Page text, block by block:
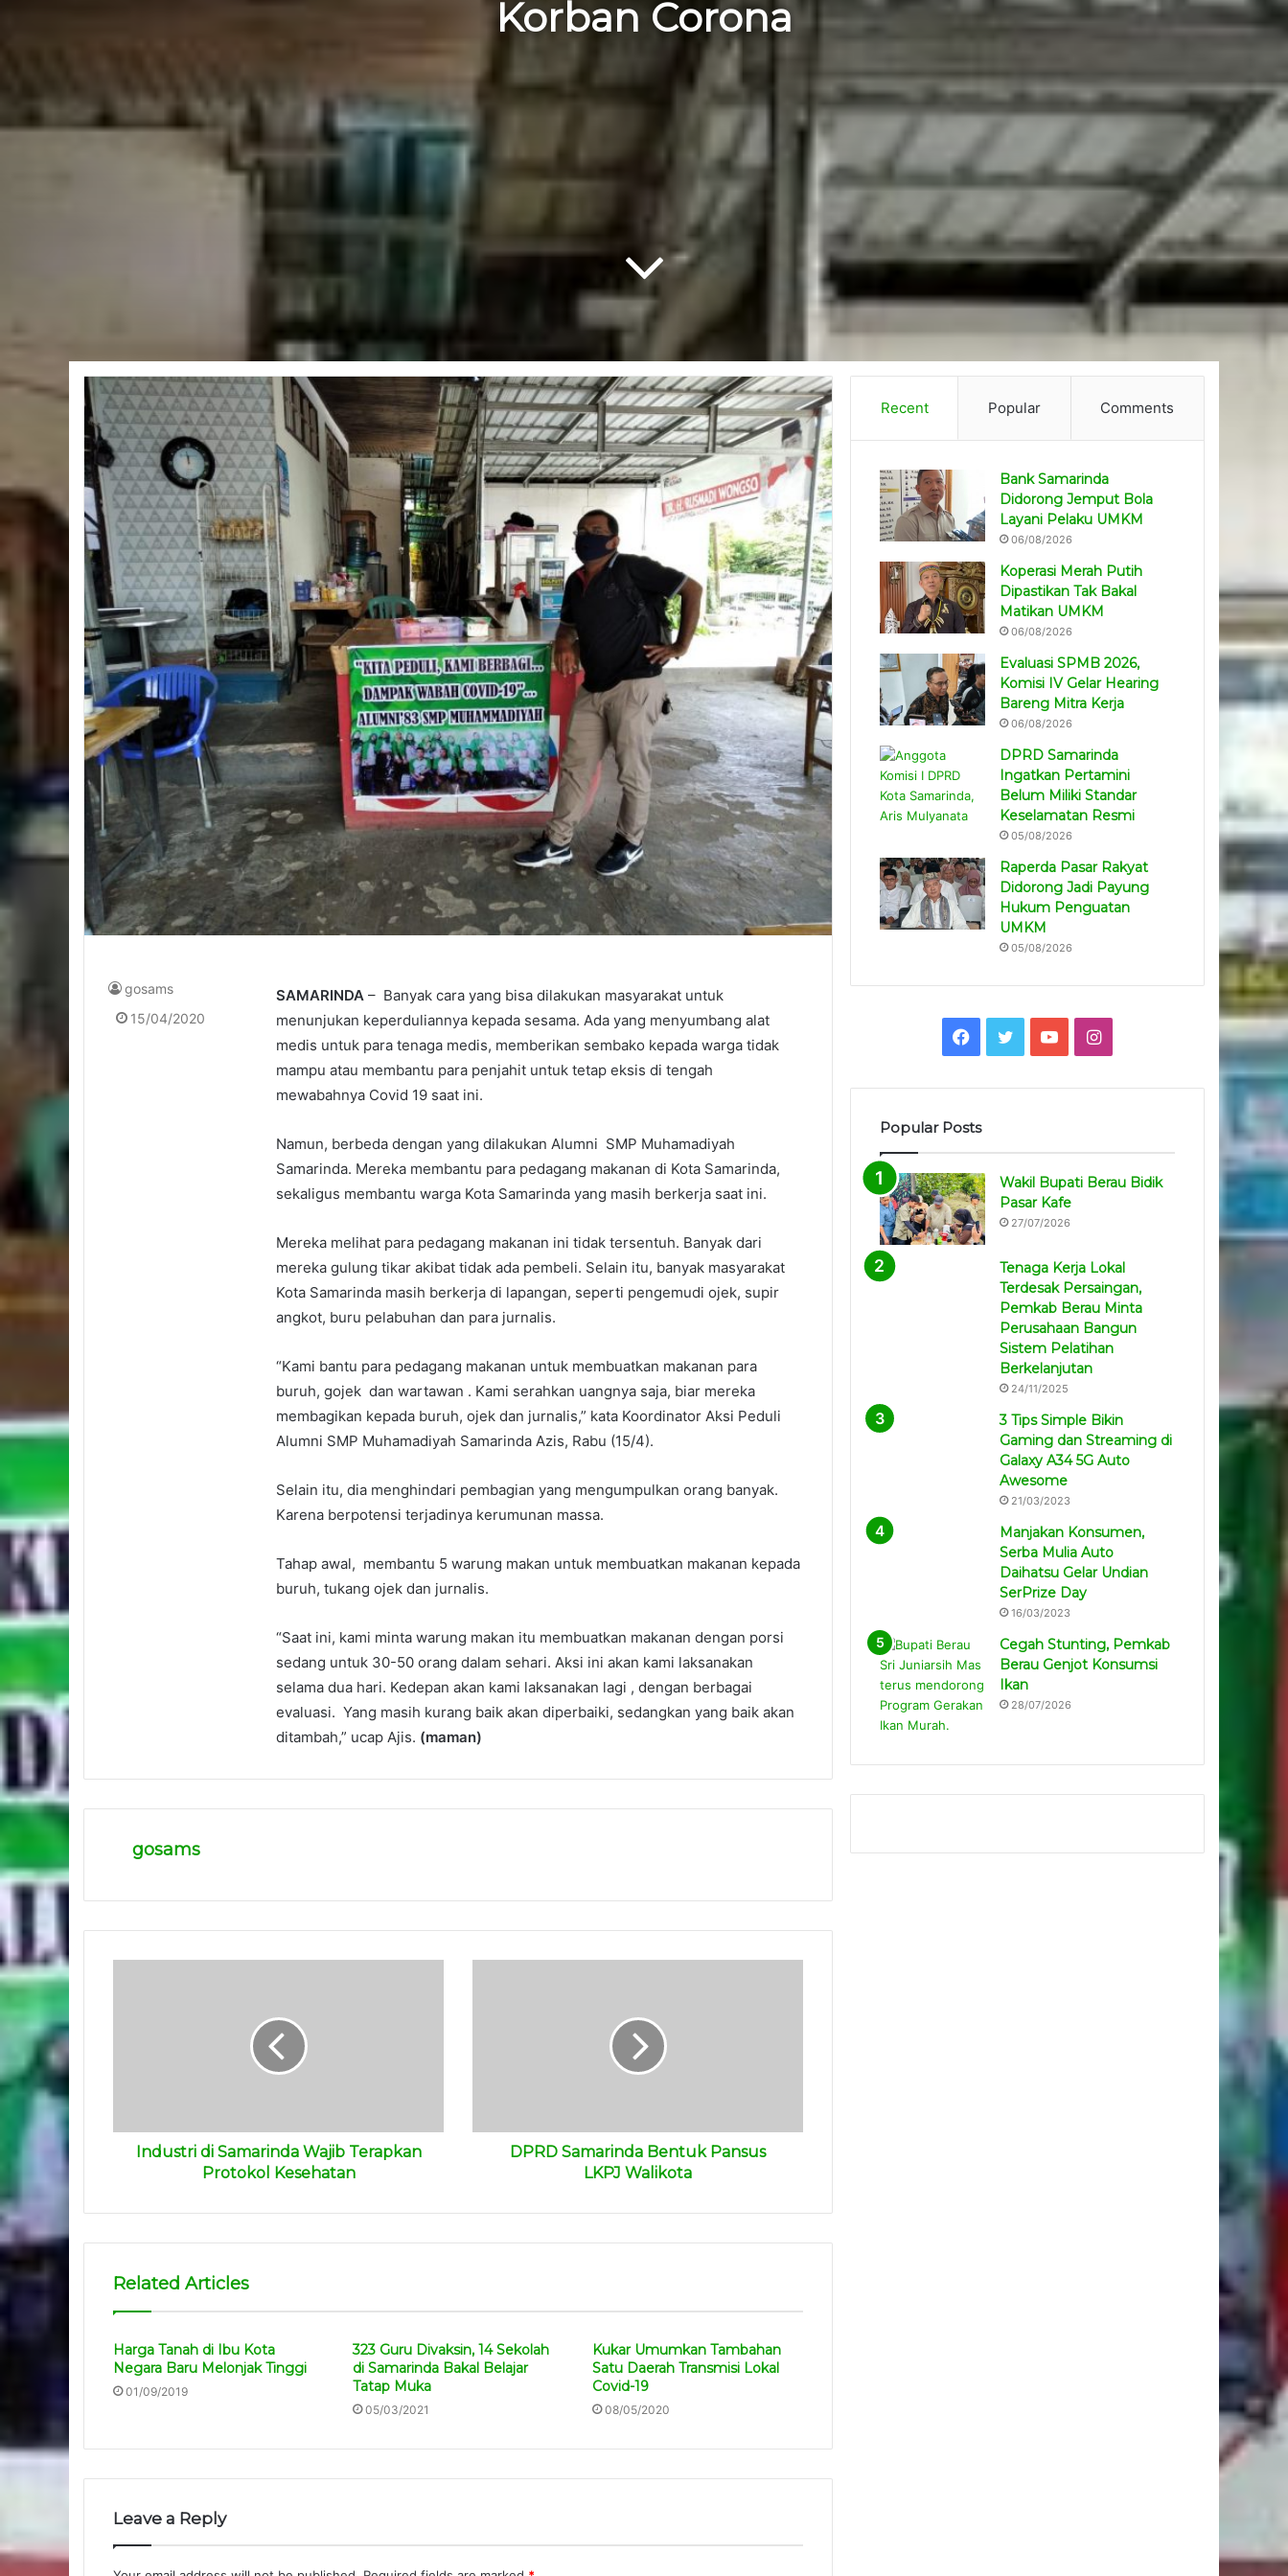
Korban Corona
SAMARINDA – Banyak cara yang bisa dilakukan masyarakat untuk
menunjukan keperduliannya kepada sesama. Ada yang menyumbang alat
medis untuk para tenaga medis, memberikan sembako kepada warga tidak
mampu atau membantu para penjahit untuk tetap eksis di tengah
mewabahnya Covid 19 saat ini.
Namun, berbeda dengan yang dilakukan Alumni SMP Muhamadiyah
Samarinda. Mereka membantu para pedagang makanan di Kota Samarinda,
sekaligus membantu warga Kota Samarinda yang masih berkerja saat ini.
Mereka melihat para pedagang makanan ini tidak tersentuh. Banyak dari
mereka gulung tikar akibat tidak ada pembeli. Selain itu, banyak masyarakat
Kota Samarinda masih berkerja di lapangan, seperti pengemudi ojek, supir
angkot, buru pelabuhan dan para jurnalis.
“Kami bantu para pedagang makanan untuk membuatkan makanan para
buruh, gojek dan wartawan . Kami serahkan uangnya saja, biar mereka
membagikan kepada buruh, ojek dan jurnalis,” kata Koordinator Aksi Peduli
Alumni SMP Muhamadiyah Samarinda Azis, Rabu (15/4).
Selain itu, dia menghindari pembagian yang mengumpulkan orang banyak.
Karena berpotensi terjadinya kerumunan massa.
Tahap awal, membantu 5 warung makan untuk membuatkan makanan kepada
buruh, tukang ojek dan jurnalis.
“Saat ini, kami minta warung makan itu membuatkan makanan dengan porsi
sedang untuk 30-50 orang dalam sehari. Aksi ini akan kami laksanakan
selama dua hari. Kedepan akan kami laksanakan lagi , dengan berbagai
evaluasi. Yang masih kurang baik akan diperbaiki, sedangkan yang baik akan
ditambah,” ucap Ajis. (maman)
gosams
15/04/2020
gosams
Industri di Samarinda Wajib Terapkan
Protokol Kesehatan
DPRD Samarinda Bentuk Pansus
LKPJ Walikota
Related Articles
Harga Tanah di Ibu Kota
Negara Baru Melonjak Tinggi
01/09/2019
323 Guru Divaksin, 14 Sekolah
di Samarinda Bakal Belajar
Tatap Muka
05/03/2021
Kukar Umumkan Tambahan
Satu Daerah Transmisi Lokal
Covid-19
08/05/2020
Leave a Reply
Recent Popular Comments
Bank Samarinda
Didorong Jemput Bola
Layani Pelaku UMKM
06/08/2026
Koperasi Merah Putih
Dipastikan Tak Bakal
Matikan UMKM
06/08/2026
Evaluasi SPMB 2026,
Komisi IV Gelar Hearing
Bareng Mitra Kerja
06/08/2026
DPRD Samarinda
Ingatkan Pertamini
Belum Miliki Standar
Keselamatan Resmi
05/08/2026
Raperda Pasar Rakyat
Didorong Jadi Payung
Hukum Penguatan
UMKM
05/08/2026
Facebook
TwitterYouTubeInstagram
Popular Posts
Wakil Bupati Berau Bidik
Pasar Kafe
27/07/2026
Tenaga Kerja Lokal
Terdesak Persaingan,
Pemkab Berau Minta
Perusahaan Bangun
Sistem Pelatihan
Berkelanjutan
24/11/2025
3 Tips Simple Bikin
Gaming dan Streaming di
Galaxy A34 5G Auto
Awesome
21/03/2023
Manjakan Konsumen,
Serba Mulia Auto
Daihatsu Gelar Undian
SerPrize Day
16/03/2023
Cegah Stunting, Pemkab
Berau Genjot Konsumsi
Ikan
28/07/2026